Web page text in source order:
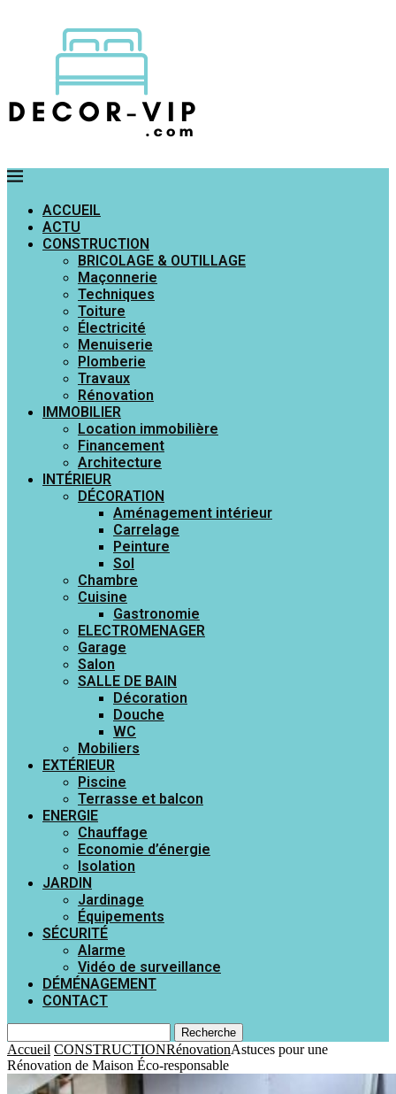
ACCUEIL
ACTU
CONSTRUCTION
BRICOLAGE & OUTILLAGE
Maçonnerie
Techniques
Toiture
Électricité
Menuiserie
Plomberie
Travaux
Rénovation
IMMOBILIER
Location immobilière
Financement
Architecture
INTÉRIEUR
DÉCORATION
Aménagement intérieur
Carrelage
Peinture
Sol
Chambre
Cuisine
Gastronomie
ELECTROMENAGER
Garage
Salon
SALLE DE BAIN
Décoration
Douche
WC
Mobiliers
EXTÉRIEUR
Piscine
Terrasse et balcon
ENERGIE
Chauffage
Economie d’énergie
Isolation
JARDIN
Jardinage
Équipements
SÉCURITÉ
Alarme
Vidéo de surveillance
DÉMÉNAGEMENT
CONTACT
Recherche
Accueil CONSTRUCTIONRénovationAstuces pour une
Rénovation de Maison Éco-responsable